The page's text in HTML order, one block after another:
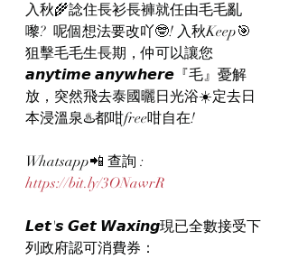
入秋🌾諗住長衫長褲就任由毛毛亂
嚟?  呢個想法要改吖🤓! 入秋Keep🎯
狙擊毛毛生長期，仲可以讓您
𝙖𝙣𝙮𝙩𝙞𝙢𝙚 𝙖𝙣𝙮𝙬𝙝𝙚𝙧𝙚『毛』憂解
放，突然飛去泰國曬日光浴☀️定去日
本浸溫泉♨️都咁free咁自在!
Whatsapp📲 查詢 :
https://bit.ly/3ONawrR
𝙇𝙚𝙩'𝙨 𝙂𝙚𝙩 𝙒𝙖𝙭𝙞𝙣𝙜現已全數接受下
列政府認可消費券：